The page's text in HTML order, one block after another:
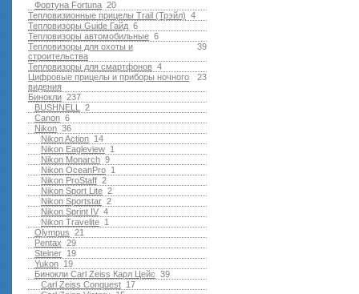
20
Фортуна Fortuna
4
Тепловизионные прицелы Trail (Трэйл)
6
Тепловизоры Guide Гайд
6
Тепловизоры автомобильные
39
Тепловизоры для охоты и
строительства
4
Тепловизоры для смартфонов
23
Цифровые прицелы и приборы ночного
видения
237
Бинокли
2
BUSHNELL
6
Canon
36
Nikon
14
Nikon Action
1
Nikon Eagleview
9
Nikon Monarch
1
Nikon OceanPro
2
Nikon ProStaff
2
Nikon Sport Lite
2
Nikon Sportstar
4
Nikon Sprint IV
1
Nikon Travelite
21
Olympus
29
Pentax
19
Steiner
19
Yukon
39
Бинокли Carl Zeiss Карл Цейс
17
Carl Zeiss Conquest